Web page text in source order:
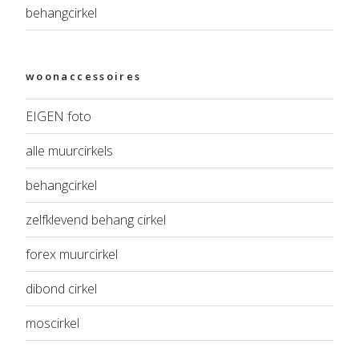
behangcirkel
woonaccessoires
EIGEN foto
alle muurcirkels
behangcirkel
zelfklevend behang cirkel
forex muurcirkel
dibond cirkel
moscirkel